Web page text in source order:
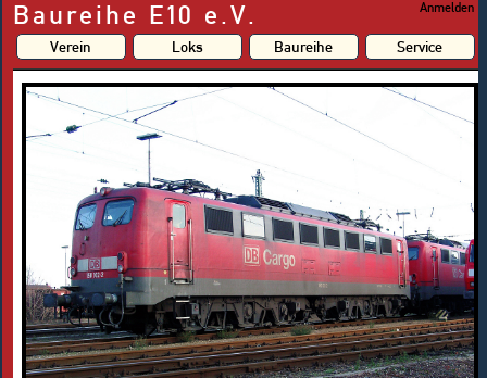
Baureihe E10 e.V. Anmelden
Verein Loks Baureihe Service